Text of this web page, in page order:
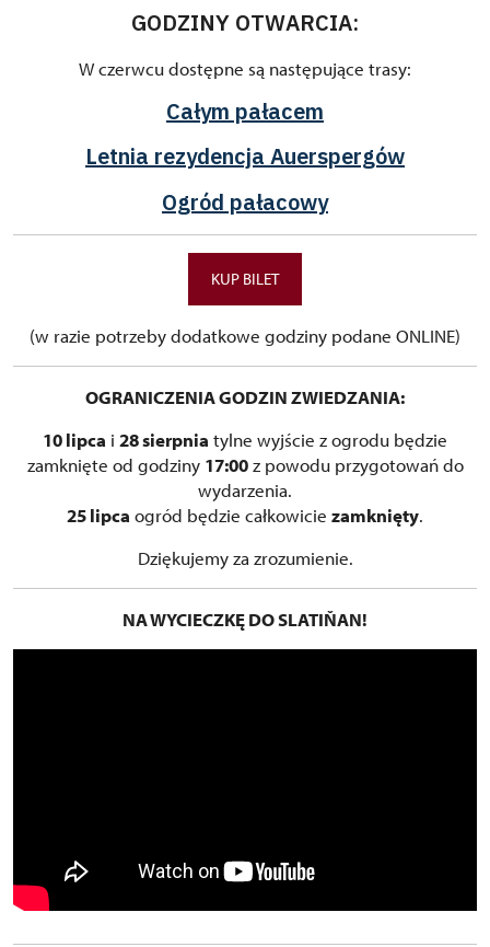
GODZINY OTWARCIA:
W czerwcu dostępne są następujące trasy:
Całym pałacem
Letnia rezydencja Auerspergów
Ogród pałacowy
KUP BILET
(w razie potrzeby dodatkowe godziny podane ONLINE)
OGRANICZENIA GODZIN ZWIEDZANIA:
10 lipca i 28 sierpnia tylne wyjście z ogrodu będzie
zamknięte od godziny 17:00z powodu przygotowań do
wydarzenia.
25 lipca ogród będzie całkowicie zamknięty.
Dziękujemy za zrozumienie.
NA WYCIECZKĘ DO SLATIŇAN!